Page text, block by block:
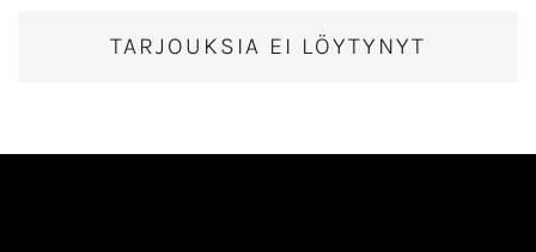
TARJOUKSIA EI LÖYTYNYT